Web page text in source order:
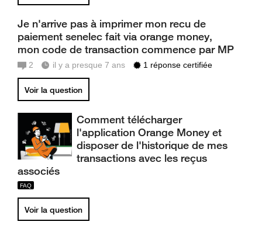
Je n'arrive pas à imprimer mon recu de
paiement senelec fait via orange money,
mon code de transaction commence par MP
2 il y a presque 7 ans 1 réponse certifiée
Voir la question
Comment télécharger
l'application Orange Money et
disposer de l'historique de mes
transactions avec les reçus
associés
Voir la question